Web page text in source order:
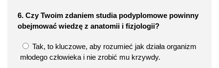
6. Czy Twoim zdaniem studia podyplomowe powinny
obejmować wiedzę z anatomii i fizjologii?
Tak, to kluczowe, aby rozumieć jak działa organizm
młodego człowieka i nie zrobić mu krzywdy.